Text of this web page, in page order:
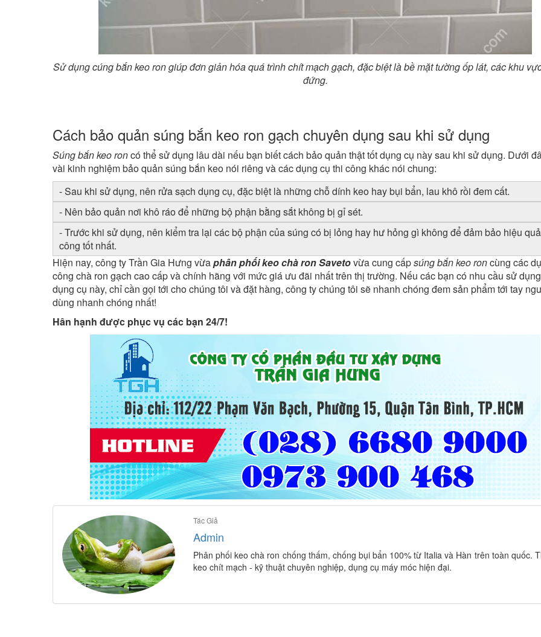
Sử dụng cúng bắn keo ron giúp đơn giản hóa quá trình chít mạch gạch, đặc biệt là bề mặt tường ốp lát, các khu
đứng.
Cách bảo quản súng bắn keo ron gạch chuyên dụng sau khi sử dụng
Súng bắn keo roncó thể sử dụng lâu dài nếu bạn biết cách bảo quản thật tốt dụng cụ này sau khi sử dụng. Dưới
vài kinh nghiệm bảo quản súng bắn keo nói riêng và các dụng cụ thi công khác nói chung:
- Sau khi sử dụng, nên rửa sạch dụng cụ, đặc biệt là những chỗ dính keo hay bụi bẩn, lau khô rồi đem cất.
- Nên bảo quản nơi khô ráo để những bộ phận bằng sắt không bị gỉ sét.
- Trước khi sử dụng, nên kiểm tra lại các bộ phận của súng có bị lỏng hay hư hỏng gì không để đảm bảo hiệu
công tốt nhất.
Hiện nay, công ty Trần Gia Hưng vừaphân phối keo chà ron Savetovừa cung cấpsúng bắn keo roncùng các
công chà ron gạch cao cấp và chính hãng với mức giá ưu đãi nhất trên thị trường. Nếu các bạn có nhu cầu sử
dụng cụ này, chỉ cần gọi tới cho chúng tôi và đặt hàng, công ty chúng tôi sẽ nhanh chóng đem sản phẩm tới tay
dùng nhanh chóng nhất!
Hân hạnh được phục vụ các bạn 24/7!
Tác Giả
Admin
Phân phối keo chà ron chống thấm, chống bụi bẩn 100% từ Italia và Hàn trên toàn quốc.
keo chít mạch - kỹ thuật chuyên nghiệp, dụng cụ máy móc hiện đại.